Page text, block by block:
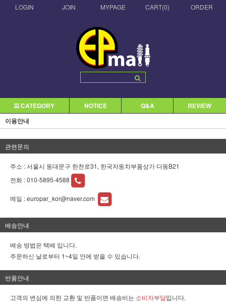
LOGIN JOIN MYPAGE CART(0) ORDER
CATEGORY NOTICE Q&A
REVIEW
이용안내
관련문의
주소 : 서울시 동대문구 한천로31, 한국자동차부품상가 다동B21
전화 :010-5895-4588
메일 :europar_kor@naver.com
배송안내
배송 방법은 택배 입니다.
주문하신 날로부터 1~4일 안에 받을 수 있습니다.
반품안내
고객의 변심에 의한 교환 및 반품이면 배송비는 소비자부담입니다.